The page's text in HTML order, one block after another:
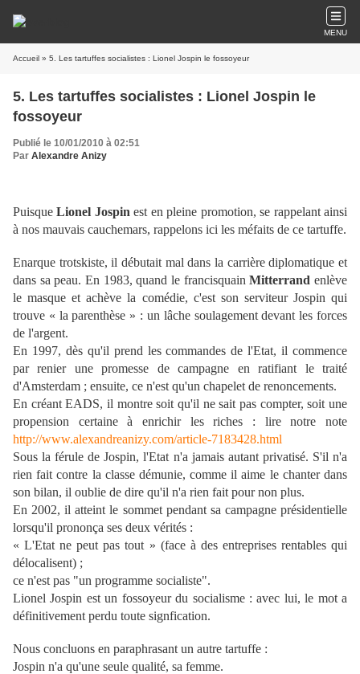
MENU
Accueil » 5. Les tartuffes socialistes : Lionel Jospin le fossoyeur
5. Les tartuffes socialistes : Lionel Jospin le
fossoyeur
Publié le 10/01/2010 à 02:51
Par Alexandre Anizy
PuisqueLionel Jospin est en pleine promotion, se rappelant ainsi
à nos mauvais cauchemars, rappelons ici les méfaits de ce tartuffe.
Enarque trotskiste, il débutait mal dans la carrière diplomatique et
dans sa peau. En 1983, quand le francisquainMitterrand enlève
le masque et achève la comédie, c'est son serviteur Jospin qui
trouve « la parenthèse » : un lâche soulagement devant les forces
de l'argent.
En 1997, dès qu'il prend les commandes de l'Etat, il commence
par renier une promesse de campagne en ratifiant le traité
d'Amsterdam ; ensuite, ce n'est qu'un chapelet de renoncements.
En créant EADS, il montre soit qu'il ne sait pas compter, soit une
propension certaine à enrichir les riches : lire notre note
http://www.alexandreanizy.com/article-7183428.html
Sous la férule de Jospin, l'Etat n'a jamais autant privatisé. S'il n'a
rien fait contre la classe démunie, comme il aime le chanter dans
son bilan, il oublie de dire qu'il n'a rien fait pour non plus.
En 2002, il atteint le sommet pendant sa campagne présidentielle
lorsqu'il prononça ses deux vérités :
« L'Etat ne peut pas tout » (face à des entreprises rentables qui
délocalisent) ;
ce n'est pas "un programme socialiste".
Lionel Jospin est un fossoyeur du socialisme : avec lui, le mot a
définitivement perdu toute signfication.
Nous concluons en paraphrasant un autre tartuffe :
Jospin n'a qu'une seule qualité, sa femme.